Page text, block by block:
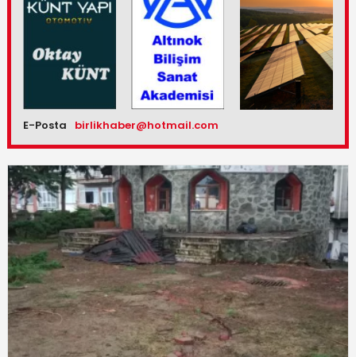
E-Posta birlikhaber@hotmail.com